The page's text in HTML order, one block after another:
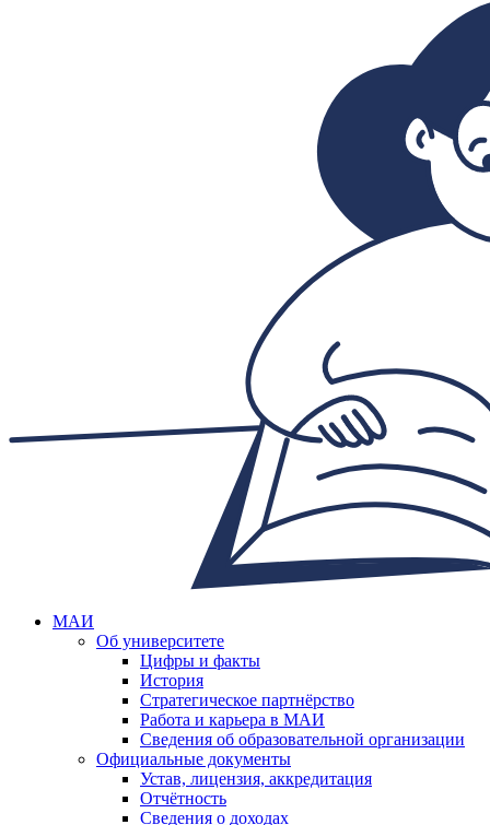
МАИ
Об университете
Цифры и факты
История
Стратегическое партнёрство
Работа и карьера в МАИ
Сведения об образовательной организации
Официальные документы
Устав, лицензия, аккредитация
Отчётность
Сведения о доходах